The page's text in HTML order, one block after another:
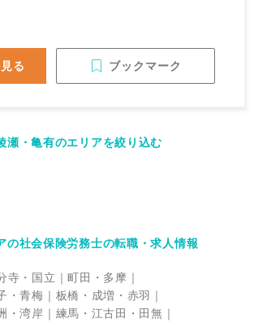
る ブックマーク
瀬・亀有のエリアを絞り込む
の社会保険労務士の転職・求人情報
寺・国立
町田・多摩
・青梅
板橋・成増・赤羽
・湾岸
練馬・江古田・田無